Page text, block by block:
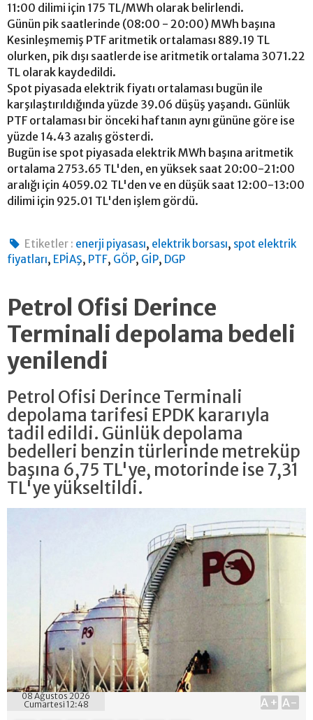
11:00 dilimi için 175 TL/MWh olarak belirlendi.
Günün pik saatlerinde (08:00 - 20:00) MWh başına
Kesinleşmemiş PTF aritmetik ortalaması 889.19 TL
olurken, pik dışı saatlerde ise aritmetik ortalama 3071.22
TL olarak kaydedildi.
Spot piyasada elektrik fiyatı ortalaması bugün ile
karşılaştırıldığında yüzde 39.06 düşüş yaşandı. Günlük
PTF ortalaması bir önceki haftanın aynı gününe göre ise
yüzde 14.43 azalış gösterdi.
Bugün ise spot piyasada elektrik MWh başına aritmetik
ortalama 2753.65 TL'den, en yüksek saat 20:00-21:00
aralığı için 4059.02 TL'den ve en düşük saat 12:00-13:00
dilimi için 925.01 TL'den işlem gördü.
Etiketler : enerji piyasası, elektrik borsası, spot elektrik
fiyatları, EPİAŞ, PTF, GÖP, GİP, DGP
Petrol Ofisi Derince
Terminali depolama bedeli
yenilendi
Petrol Ofisi Derince Terminali
depolama tarifesi EPDK kararıyla
tadil edildi. Günlük depolama
bedelleri benzin türlerinde metreküp
başına 6,75 TL'ye, motorinde ise 7,31
TL'ye yükseltildi.
08 Ağustos 2026
Cumartesi 12:48
A+ A-